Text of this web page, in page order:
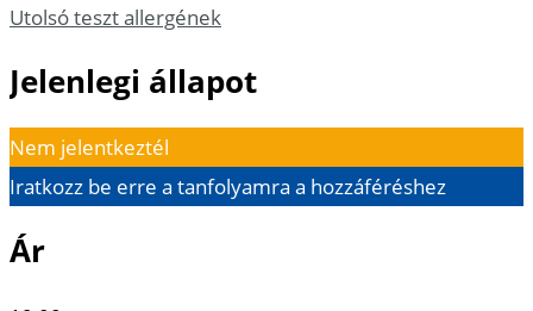
Utolsó teszt allergének
Jelenlegi állapot
Nem jelentkeztél
Iratkozz be erre a tanfolyamra a hozzáféréshez
Ár